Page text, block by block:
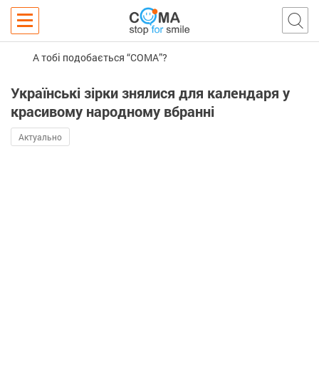
А тобі подобається “COMA”?
Українські зірки знялися для календаря у
красивому народному вбранні
Актуально